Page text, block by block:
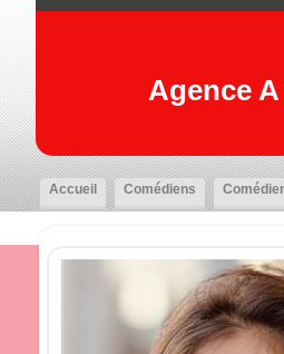
Agence
Accueil Comédiens